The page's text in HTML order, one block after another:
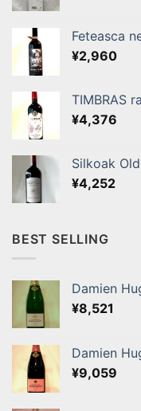
Feteasca
¥2,960
TIMBRAS
¥4,376
Silkoak
¥4,252
BEST SELLING
Damien
¥8,521
Damien
¥9,059